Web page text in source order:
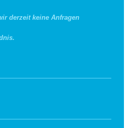
derzeit keine Anfragen